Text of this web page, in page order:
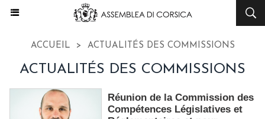
ACCUEIL > ACTUALITÉS DES COMMISSIONS
ACTUALITÉS DES COMMISSIONS
Réunion de la Commission des
Compétences Législatives et